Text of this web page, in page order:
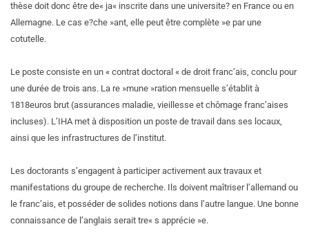
thèse doit donc être de« ja« inscrite dans une universite? en France ou en
Allemagne. Le cas e?che »ant, elle peut être complète »e par une
cotutelle.
Le poste consiste en un « contrat doctoral « de droit franc’ais, conclu pour
une durée de trois ans. La re »mune »ration mensuelle s’établit à
1818euros brut (assurances maladie, vieillesse et chômage franc’aises
incluses). L’IHA met à disposition un poste de travail dans ses locaux,
ainsi que les infrastructures de l’institut.
Les doctorants s’engagent à participer activement aux travaux et
manifestations du groupe de recherche. Ils doivent maîtriser l’allemand ou
le franc’ais, et posséder de solides notions dans l’autre langue. Une bonne
connaissance de l’anglais serait tre« s apprécie »e.